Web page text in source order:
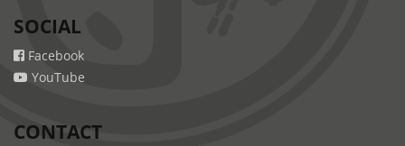
SOCIAL
Facebook
YouTube
CONTACT